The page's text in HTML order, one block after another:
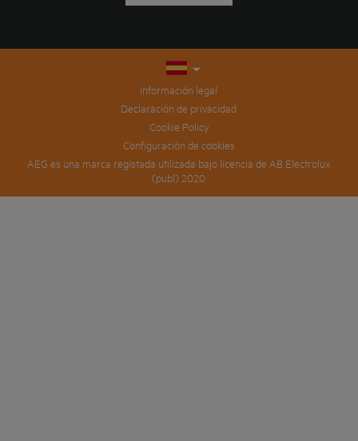
Información legal
Declaración de privacidad
Cookie Policy
Configuración de cookies
AEG es una marca registada utilizada bajo licencia de AB Electrolux
(publ) 2020